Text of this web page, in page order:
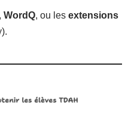
,WordQ, ou lesextensions